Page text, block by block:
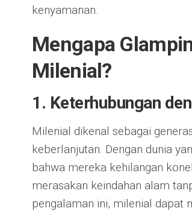
kenyamanan.
Mengapa
Milenial?
1. Keterhubungan
Milenial dikenal sebagai
keberlanjutan. Dengan dunia
bahwa mereka kehilangan
merasakan keindahan alam
pengalaman ini, milenial dapat